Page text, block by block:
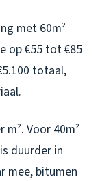
met 60m²
op €55 tot €85
totaal,
Voor 40m²
duurder in
mee, bitumen